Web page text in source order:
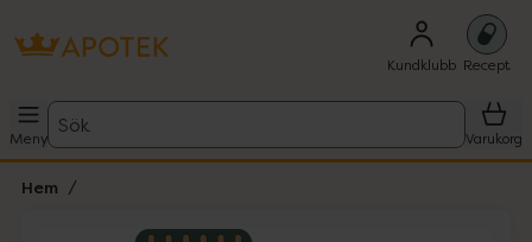
Kundklubb Recept
Meny
Sök
Varukorg
Hem